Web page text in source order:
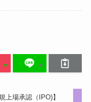
上場承認（IPO)】